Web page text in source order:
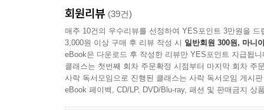
회원리뷰 (39건)
매주 10건의 우수리뷰를 선정하여 YES포인트 3만원을 드
3,000원 이상 구매 후 리뷰 작성 시 일반회원 300원, 마니
eBook은 다운로드 후 작성한 리뷰만 YES포인트 지급됩니
클래스는 첫번째 회차 주문확정 시점부터 마지막 회차 주
사락 독서모임으로 진행된 클래스는 사락 독서모임 게시
eBook 페이백, CD/LP, DVD/Blu-ray, 패션 및 판매금지 상